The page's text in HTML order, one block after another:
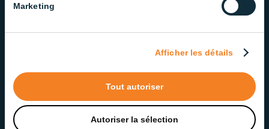
Marketing
Afficher les détails
Tout autoriser
Autoriser la sélection
Contactez notre service à la clientèle